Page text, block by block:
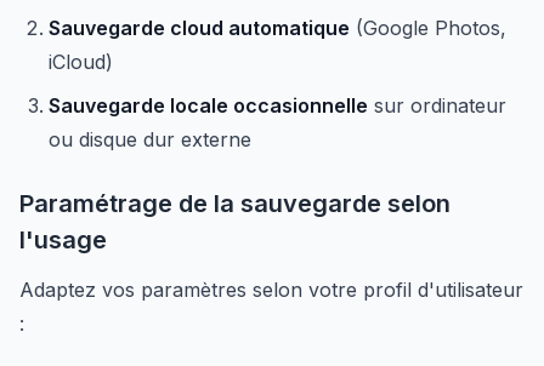
Sauvegarde cloud automatique (Google Photos,
iCloud)
Sauvegarde locale occasionnelle sur ordinateur
ou disque dur externe
Paramétrage de la sauvegarde selon
l'usage
Adaptez vos paramètres selon votre profil d'utilisateur
: